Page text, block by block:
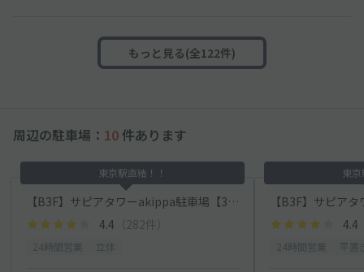
もっと見る(全122件)
周辺の駐車場： 10 件あります
東京駅直結！！
【B3F】サピアタワーakippa駐車場【328・329・ 330・331】
4.4 （282件）
東
4.4